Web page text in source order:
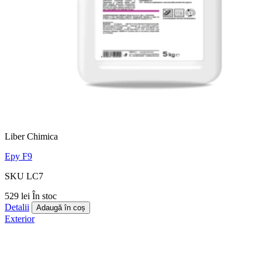
Liber Chimica
Epy F9
SKU LC7
529 lei În stoc
Detalii
Adaugă în coș
Exterior